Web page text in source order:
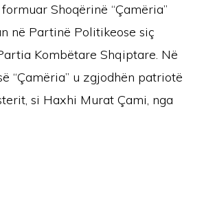
Shoqërinë “Çamëria”
në Partinë Politikeose siç
Kombëtare Shqiptare. Në
“Çamëria” u zgjodhën patriotë
si Haxhi Murat Çami, nga